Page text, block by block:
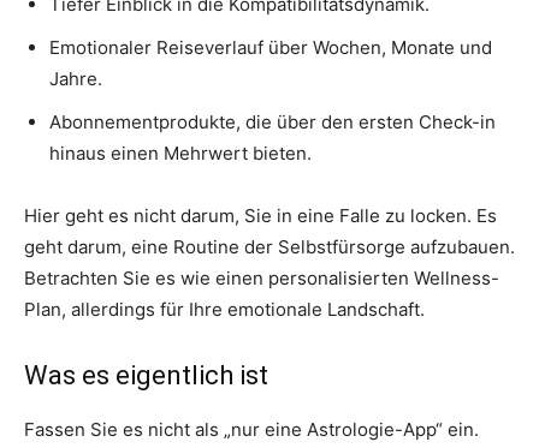
Emotionaler Reiseverlauf über Wochen, Monate und
Jahre.
Abonnementprodukte, die über den ersten Check-in
hinaus einen Mehrwert bieten.
Hier geht es nicht darum, Sie in eine Falle zu locken. Es
geht darum, eine Routine der Selbstfürsorge aufzubauen.
Betrachten Sie es wie einen personalisierten Wellness-
Plan, allerdings für Ihre emotionale Landschaft.
Was es eigentlich ist
Fassen Sie es nicht als „nur eine Astrologie-App“ ein.